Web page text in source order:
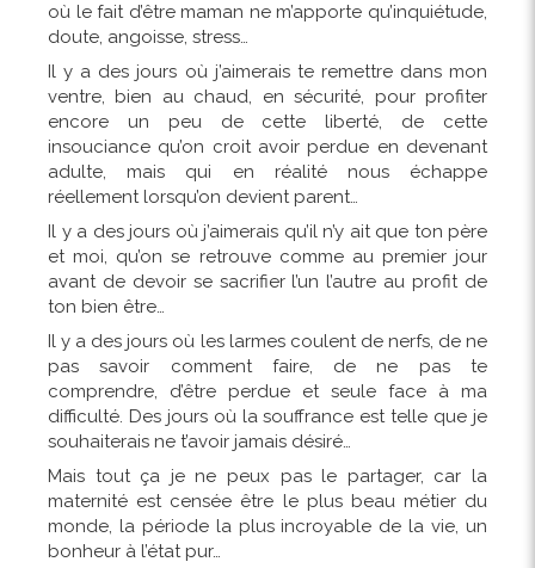
où le fait d’être maman ne m’apporte qu’inquiétude,
doute, angoisse, stress…
Il y a des jours où j’aimerais te remettre dans mon
ventre, bien au chaud, en sécurité, pour profiter
encore un peu de cette liberté, de cette
insouciance qu’on croit avoir perdue en devenant
adulte, mais qui en réalité nous échappe
réellement lorsqu’on devient parent…
Il y a des jours où j’aimerais qu’il n’y ait que ton père
et moi, qu’on se retrouve comme au premier jour
avant de devoir se sacrifier l’un l’autre au profit de
ton bien être…
Il y a des jours où les larmes coulent de nerfs, de ne
pas savoir comment faire, de ne pas te
comprendre, d’être perdue et seule face à ma
difficulté. Des jours où la souffrance est telle que je
souhaiterais ne t’avoir jamais désiré…
Mais tout ça je ne peux pas le partager, car la
maternité est censée être le plus beau métier du
monde, la période la plus incroyable de la vie, un
bonheur à l’état pur…